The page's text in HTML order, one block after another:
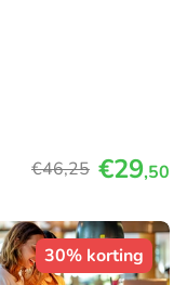
€46,25 €29,50
30% korting